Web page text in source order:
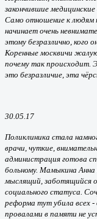
закончившие
Само отношение к людям
начинает очень
этому безразлично, кого
Коренные москвичи
почему так происходит.
это безразличие, эта
30.05.17
Поликлиника стала
врачи, чуткие,
администрация готова
больному. Мамыкина
мыслящий, заботящийся
социального статуса.
реформа тут убила всех
провалами в памяти не